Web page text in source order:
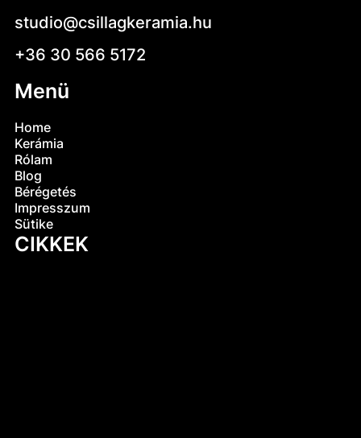
studio@csillagkeramia.hu
+36 30 566 5172
Menü
Home
Kerámia
Rólam
Blog
Bérégetés
Impresszum
Sütike
CIKKEK